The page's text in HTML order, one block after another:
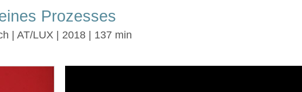
Prozesses
| AT/LUX | 2018 | 137 min